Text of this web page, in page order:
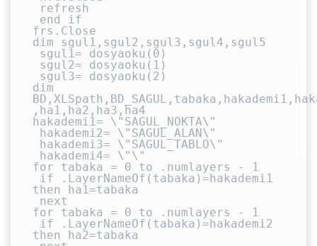
frs.Close
dim sgul1,sgul2,sgul3,sgul4,sgul5
dim
,ha1,ha2,ha3,ha4
hakademi1= \"SAGUL_NOKTA\"
for tabaka = 0 to .numlayers - 1
then ha1=tabaka
for tabaka = 0 to .numlayers - 1
then ha2=tabaka